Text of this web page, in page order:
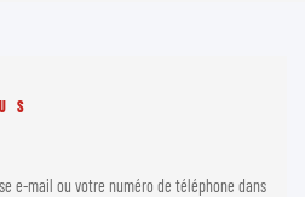
e-mail ou votre numéro de téléphone dans